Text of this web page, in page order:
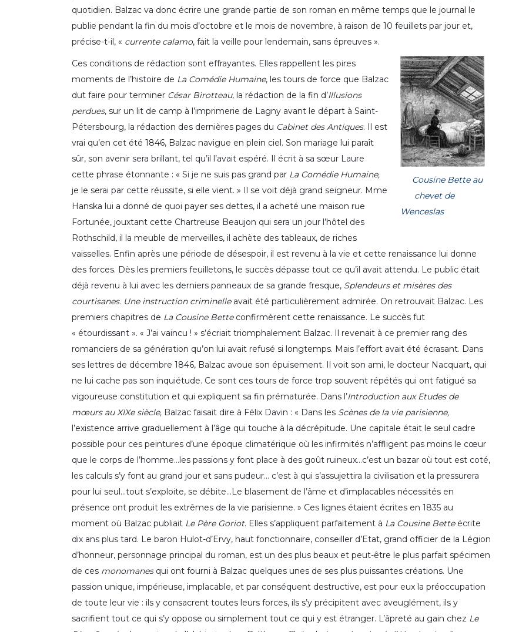
quotidien. Balzac va donc écrire une grande partie de son roman en même temps que le journal le
publie pendant la fin du mois d’octobre et le mois de novembre, à raison de 10 feuillets par jour et,
précise-t-il, « currente calamo, fait la veille pour lendemain, sans épreuves ».
Cousine Bette au
chevet de
Wenceslas
Ces conditions de rédaction sont effrayantes. Elles rappellent les pires
moments de l’histoire de La Comédie Humaine, les tours de force que Balzac
dut faire pour terminer César Birotteau, la rédaction de la fin d’Illusions
perdues, sur un lit de camp à l’imprimerie de Lagny avant le départ à Saint-
Pétersbourg, la rédaction des dernières pages du Cabinet des Antiques. Il est
vrai qu’en cet été 1846, Balzac navigue en plein ciel. Son mariage lui paraît
sûr, son avenir sera brillant, tel qu’il l’avait espéré. Il écrit à sa sœur Laure
cette phrase étonnante : « Si je ne suis pas grand par La Comédie Humaine,
je le serai par cette réussite, si elle vient. » Il se voit déjà grand seigneur. Mme
Hanska lui a donné de quoi payer ses dettes, il a acheté une maison rue
Fortunée, jouxtant cette Chartreuse Beaujon qui sera un jour l’hôtel des
Rothschild, il la meuble de merveilles, il achète des tableaux, de riches
vaisselles. Enfin après une période de désespoir, il est revenu à la vie et cette renaissance lui donne
des forces. Dès les premiers feuilletons, le succès dépasse tout ce qu’il avait attendu. Le public était
déjà revenu à lui avec les derniers panneaux de sa grande fresque, Splendeurs et misères des
courtisanes. Une instruction criminelleavait été particulièrement admirée. On retrouvait Balzac. Les
premiers chapitres de La Cousine Betteconfirmèrent cette renaissance. Le succès fut
« étourdissant ». « J’ai vaincu ! » s’écriait triomphalement Balzac. Il revenait à ce premier rang des
romanciers de sa génération qu’on lui avait refusé si longtemps. Mais l’effort avait été écrasant. Dans
ses lettres de décembre 1846, Balzac avoue son épuisement. Il voit son ami, le docteur Nacquart, qui
ne lui cache pas son inquiétude. Ce sont ces tours de force trop souvent répétés qui ont fatigué sa
vigoureuse constitution et qui expliquent sa fin prématurée. Dans l’Introduction aux Etudes de
mœurs au XIXe siècle, Balzac faisait dire à Félix Davin : « Dans les Scènes de la vie parisienne,
l’existence arrive graduellement à l’âge qui touche à la décrépitude. Une capitale était le seul cadre
possible pour ces peintures d’une époque climatérique où les infirmités n’affligent pas moins le cœur
que le corps de l’homme…les passions y font place à des goût ruineux…c’est un bazar où tout est coté,
les calculs s’y font au grand jour et sans pudeur… c’est à qui s’assujettira la civilisation et la pressurera
pour lui seul…tout s’exploite, se débite…Le blasement de l’âme et d’implacables nécessités en
présence ont produit les extrêmes de la vie parisienne. » Ces lignes étaient écrites en 1835 au
moment où Balzac publiait Le Père Goriot. Elles s’appliquent parfaitement à La Cousine Betteécrite
dix ans plus tard. Le baron Hulot-d’Ervy, haut fonctionnaire, conseiller d’Etat, grand officier de la Légion
d’honneur, personnage principal du roman, est un des plus beaux et peut-être le plus parfait spécimen
de ces monomanesqui ont fourni à Balzac quelques unes de ses plus puissantes créations. Une
passion unique, impérieuse, implacable, et par conséquent destructive, est pour eux la préoccupation
de toute leur vie : ils y consacrent toutes leurs forces, ils s’y précipitent avec aveuglément, ils y
sacrifient tout ce qui s’y oppose ou simplement tout ce qui y est étranger. L’âpreté au gain chez Le